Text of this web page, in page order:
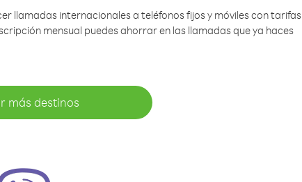
llamadas internacionales a teléfonos fijos y móviles con tarifas
mensual puedes ahorrar en las llamadas que ya haces
más destinos